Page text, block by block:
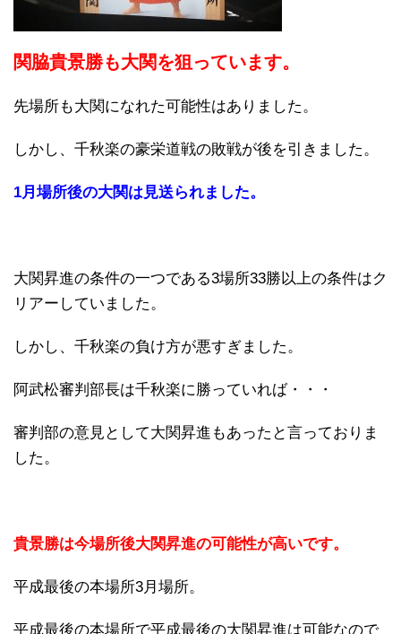
関脇貴景勝も大関を狙っています。
先場所も大関になれた可能性はありました。
しかし、千秋楽の豪栄道戦の敗戦が後を引きました。
1月場所後の大関は見送られました。
大関昇進の条件の一つである3場所33勝以上の条件はク
リアーしていました。
しかし、千秋楽の負け方が悪すぎました。
阿武松審判部長は千秋楽に勝っていれば・・・
審判部の意見として大関昇進もあったと言っておりま
した。
貴景勝は今場所後大関昇進の可能性が高いです。
平成最後の本場所3月場所。
平成最後の本場所で平成最後の大関昇進は可能なので